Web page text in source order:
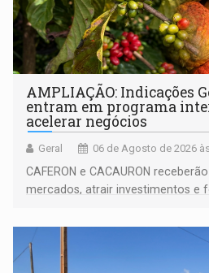
AMPLIAÇÃO: Indicações
entram em programa
acelerar negócios
Geral 06 de Agosto de 2026
CAFERON e CACAURON
mercados, atrair investimentos e